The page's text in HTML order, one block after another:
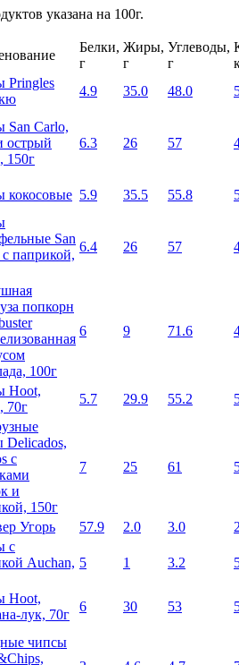
указана на 100г.
Белки,
г
Жиры,
г
Углеводы,
г
Pringles
4.9 35.0 48.0
San Carlo,
острый
150г
6.3 26 57
кокосовые 5.9 35.5 55.8
San
паприкой,
6.4 26 57
попкорн
100г
6 9 71.6
Hoot,
70г
5.7 29.9 55.2
Delicados,
с
и
150г
7 25 61
Угорь 57.9 2.0 3.0
с
Auchan, 5 1 3.2
Hoot,
лук, 70г
6 30 53
чипсы